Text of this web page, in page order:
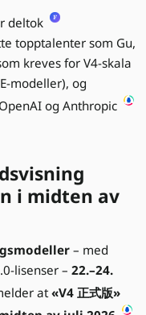
deltok
topptalenter som Gu,
kreves for V4-skala
modeller), og
og Anthropic
i midten av
– med
lisenser – 22.–24.
at«V4 正式版»